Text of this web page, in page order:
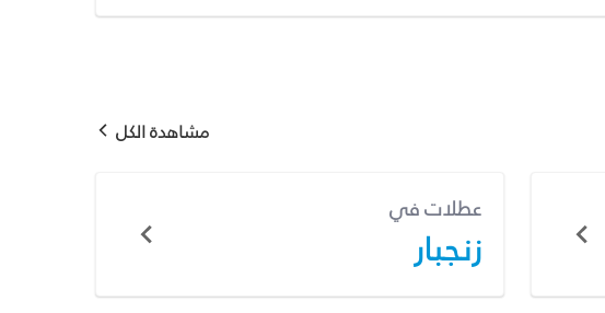
مشاهدة الكل
عطلات في
زنجبار